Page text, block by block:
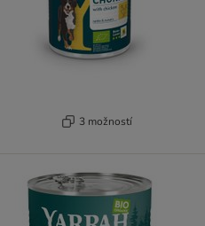
3 možností